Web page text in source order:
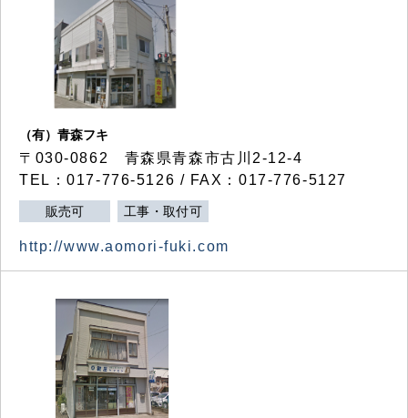
（有）青森フキ
〒030-0862 青森県青森市古川2-12-4
TEL：017-776-5126 / FAX：017-776-5127
販売可 工事・取付可
http://www.aomori-fuki.com